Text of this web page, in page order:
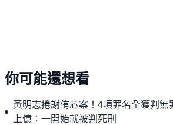
你可能還想看
黃明志捲謝侑芯案！4項罪名全獲判
上億：一開始就被判死刑